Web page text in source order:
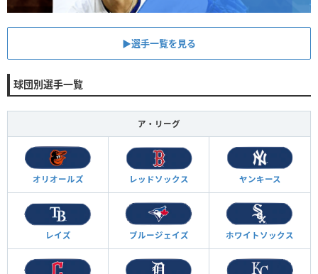
▶︎選手一覧を見る
球団別選手一覧
ア・リーグ
オリオールズ レッドソックス ヤンキース
レイズ ブルージェイズ ホワイトソックス